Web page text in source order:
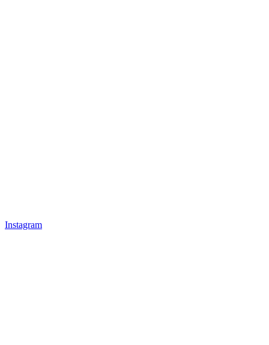
Instagram